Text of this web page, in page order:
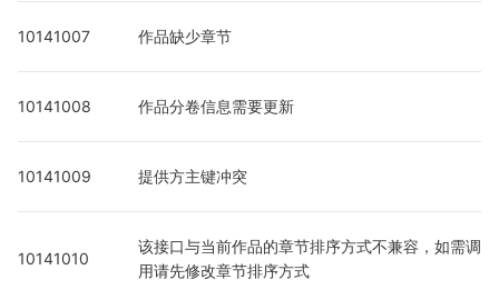
10141007 作品缺少章节
10141008 作品分卷信息需要更新
10141009 提供方主键冲突
10141010
该接口与当前作品的章节排序方式不兼容，如需调
用请先修改章节排序方式